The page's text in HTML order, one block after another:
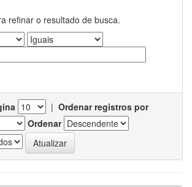
refinar o resultado de busca.
| Ordenar registros por
Ordenar